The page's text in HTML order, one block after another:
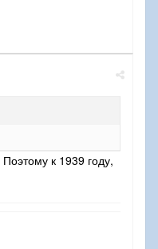
к 1939 году,